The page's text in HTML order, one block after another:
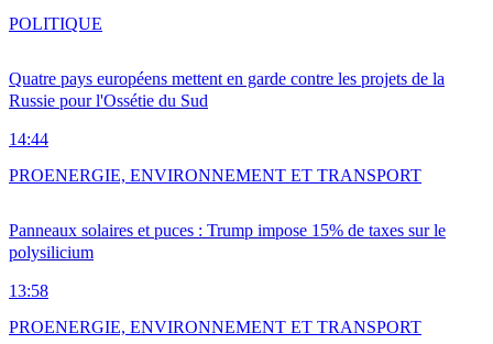
Quatre pays européens mettent en garde contre les projets de la
Russie pour l'Ossétie du Sud
14:44
POLITIQUE
Panneaux solaires et puces : Trump impose 15% de taxes sur le
polysilicium
13:58
PROENERGIE, ENVIRONNEMENT ET TRANSPORT
PROENERGIE, ENVIRONNEMENT ET TRANSPORT